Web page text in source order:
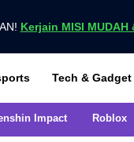
Kerjain MISI
di VCGamersTech & Gadget
Impact Roblox